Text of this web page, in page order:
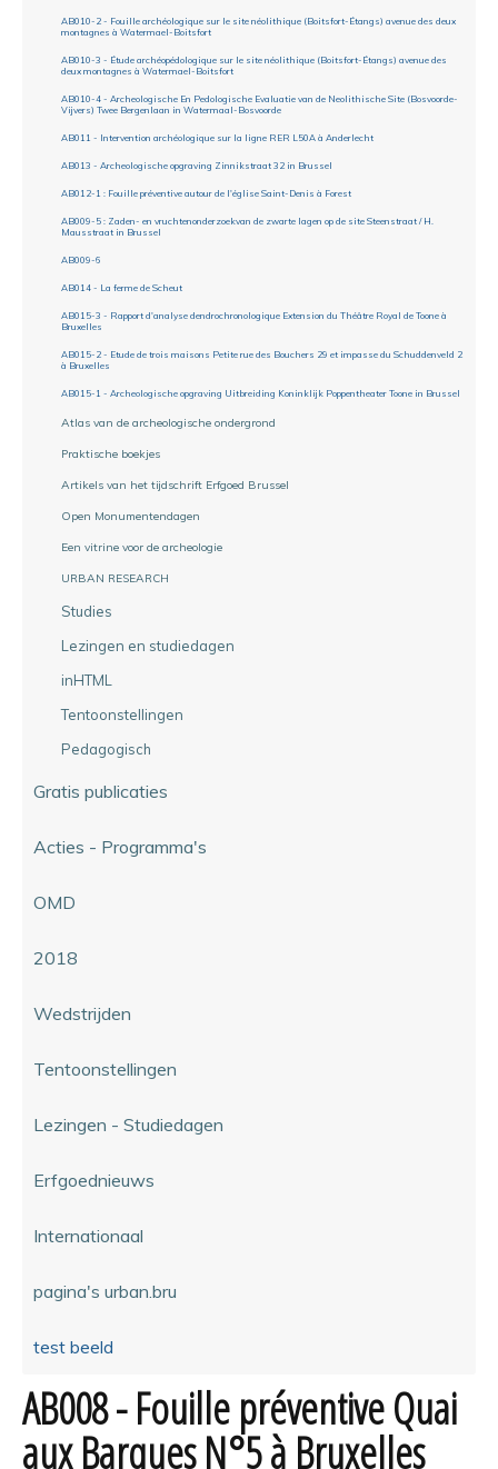
AB010-2 - Fouille archéologique sur le site néolithique (Boitsfort-Étangs) avenue des deux
montagnes à Watermael-Boitsfort
AB010-3 - Étude archéopédologique sur le site néolithique (Boitsfort-Étangs) avenue des
deux montagnes à Watermael-Boitsfort
AB010-4 - Archeologische En Pedologische Evaluatie van de Neolithische Site (Bosvoorde-
Vijvers) Twee Bergenlaan in Watermaal-Bosvoorde
AB011 - Intervention archéologique sur la ligne RER L50A à Anderlecht
AB013 - Archeologische opgraving Zinnikstraat 32 in Brussel
AB012-1 : Fouille préventive autour de l'église Saint-Denis à Forest
AB009-5 : Zaden- en vruchtenonderzoekvan de zwarte lagen op de site Steenstraat / H.
Mausstraat in Brussel
AB009-6
AB014 - La ferme de Scheut
AB015-3 - Rapport d'analyse dendrochronologique Extension du Théâtre Royal de Toone à
Bruxelles
AB015-2 - Etude de trois maisons Petite rue des Bouchers 29 et impasse du Schuddenveld 2
à Bruxelles
AB015-1 - Archeologische opgraving Uitbreiding Koninklijk Poppentheater Toone in Brussel
Atlas van de archeologische ondergrond
Praktische boekjes
Artikels van het tijdschrift Erfgoed Brussel
Open Monumentendagen
Een vitrine voor de archeologie
URBAN RESEARCH
Studies
Lezingen en studiedagen
inHTML
Tentoonstellingen
Pedagogisch
Gratis publicaties
Acties - Programma's
OMD
2018
Wedstrijden
Tentoonstellingen
Lezingen - Studiedagen
Erfgoednieuws
Internationaal
pagina's urban.bru
test beeld
AB008 - Fouille préventive Quai
aux Barques N°5 à Bruxelles